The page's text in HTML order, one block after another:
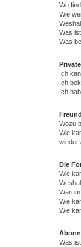
Wo
Wie
Was
Was
Ich
Ich
Ich
Wozu
Wie
wieder
Die
Wie
Wie
Wie
Was